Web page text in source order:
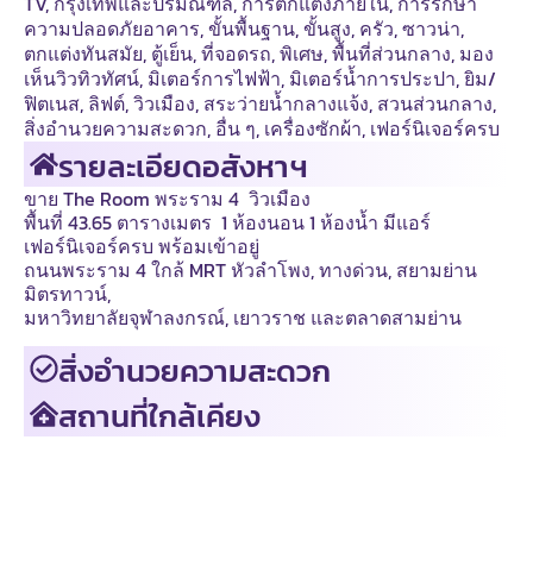
ความปลอดภัยอาคาร,ขั้นพื้นฐาน,ขั้นสูง, ครัว,ซาวน่า,
ตกแต่งทันสมัย, ตู้เย็น,ที่จอดรถ,พิเศษ,พื้นที่ส่วนกลาง, มอง
เห็นวิวทิวทัศน์, มิเตอร์การไฟฟ้า, มิเตอร์น้ำการประปา,ยิม/
ฟิตเนส, ลิฟต์,วิวเมือง, สระว่ายน้ำกลางแจ้ง, สวนส่วนกลาง,
สิ่งอำนวยความสะดวก, อื่น ๆ, เครื่องซักผ้า, เฟอร์นิเจอร์ครบ
รายละเอียดอสังหาฯ
ขาย The Room พระราม 4 วิวเมือง
พื้นที่ 43.65 ตารางเมตร 1 ห้องนอน 1 ห้องน้ำ มีแอร์
เฟอร์นิเจอร์ครบ พร้อมเข้าอยู่
ถนนพระราม 4 ใกล้ MRT หัวลำโพง, ทางด่วน, สยามย่าน
มิตรทาวน์,
มหาวิทยาลัยจุฬาลงกรณ์, เยาวราช และตลาดสามย่าน
สิ่งอำนวยความสะดวก
สถานที่ใกล้เคียง